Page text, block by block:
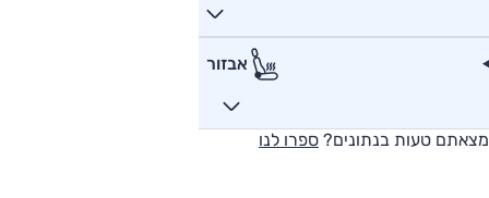
אבזור
מצאתם טעות בנתונים? ספרו לנו